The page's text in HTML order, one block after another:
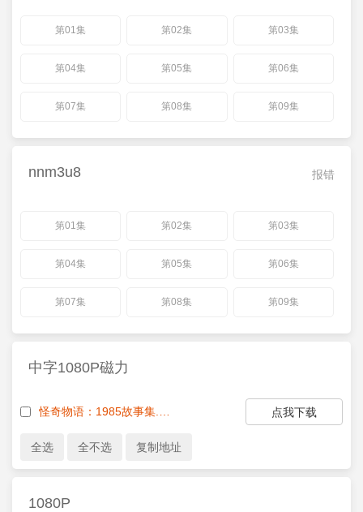
第01集 第02集 第03集
第04集 第05集 第06集
第07集 第08集 第09集
报错
nnm3u8
第01集 第02集 第03集
第04集 第05集 第06集
第07集 第08集 第09集
中字1080P磁力
点我下载
1080P